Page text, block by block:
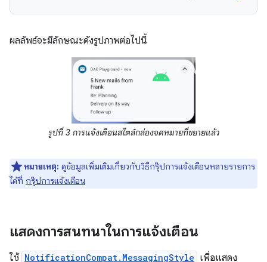
ผลลัพธ์จะมีลักษณะดังรูปภาพต่อไปนี้
รูปที่ 3 การแจ้งเตือนสไตล์กล่องจดหมายที่ขยายแล้ว
หมายเหตุ: ดูข้อมูลเพิ่มเติมเกี่ยวกับวิธีกรุ๊ปการแจ้งเตือนหลายรายการ
ได้ที่ กรุ๊ปการแจ้งเตือน
แสดงการสนทนาในการแจ้งเตือน
ใช้ NotificationCompat.MessagingStyle เพื่อแสดง